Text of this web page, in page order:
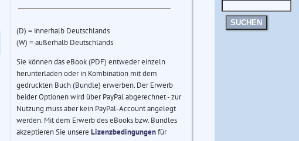
(D) = innerhalb Deutschlands
(W) = außerhalb Deutschlands
Sie können das eBook (PDF) entweder einzeln
herunterladen oder in Kombination mit dem
gedruckten Buch (Bundle) erwerben. Der Erwerb
beider Optionen wird über PayPal abgerechnet - zur
Nutzung muss aber kein PayPal-Account angelegt
werden. Mit dem Erwerb des eBooks bzw. Bundles
akzeptieren Sie unsere Lizenzbedingungenfür
SUCHEN